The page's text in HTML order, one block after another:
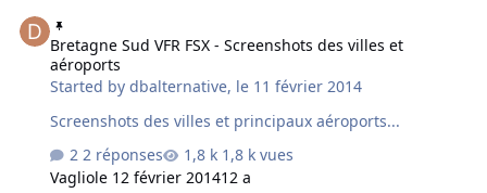
Bretagne Sud VFR FSX - Screenshots des villes et
aéroports
Started bydbalternative, le 11 février 2014
Screenshots des villes et principaux aéroports...
2 réponses
1,8 k vues
Vagliole 12 février 201412 a